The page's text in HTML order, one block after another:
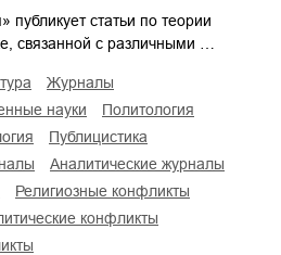
статьи по теории
связанной с различными …
журналы
науки
политология
публицистика
аналитические журналы
религиозные конфликты
конфликты